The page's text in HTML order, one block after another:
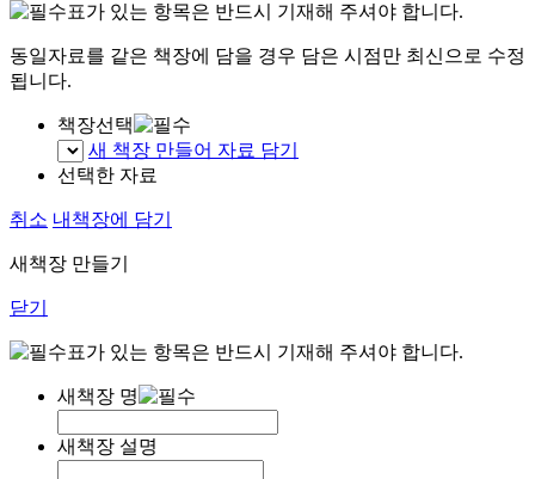
표가 있는 항목은 반드시 기재해 주셔야 합니다.
동일자료를 같은 책장에 담을 경우 담은 시점만 최신으로 수정
됩니다.
책장선택
새 책장 만들어 자료 담기
선택한 자료
취소 내책장에 담기
새책장 만들기
닫기
표가 있는 항목은 반드시 기재해 주셔야 합니다.
새책장 명
새책장 설명